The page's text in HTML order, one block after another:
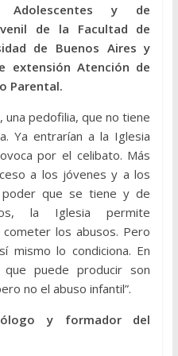
y de
de la Facultad de
de Buenos Aires y
extensión Atención de
Parental.
una pedofilia, que no tiene
Ya entrarían a la Iglesia
por el celibato. Más
a los jóvenes y a los
que se tiene y de
la Iglesia permite
los abusos. Pero
mismo lo condiciona. En
puede producir son
no el abuso infantil”.
y formador del